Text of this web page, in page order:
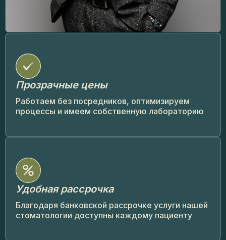
Прозрачные цены
Работаем без посредников, оптимизируем
процессы и имеем собственную лабораторию
Удобная рассрочка
Благодаря банковской рассрочке услуги нашей
стоматологии доступны каждому пациенту